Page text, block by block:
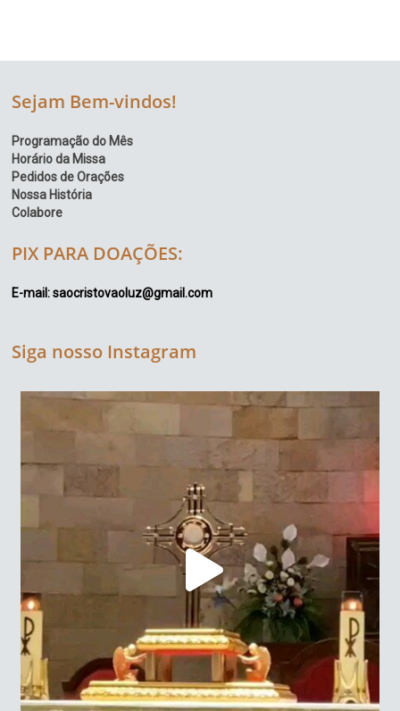
Sejam Bem-vindos!
Programação do Mês
Horário da Missa
Pedidos de Orações
Nossa História
Colabore
PIX PARA DOAÇÕES:
E-mail: saocristovaoluz@gmail.com
Siga nosso Instagram